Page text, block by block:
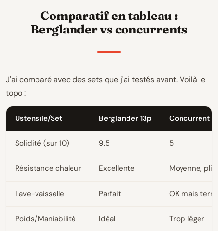
Comparatif en tableau :
Berglander vs concurrents
J'ai comparé avec des sets que j'ai testés avant. Voilà le
topo :
Ustensile/Set Berglander 13p Concurrent
Solidité (sur 10) 9.5 5
Résistance chaleur Excellente Moyenne, plie
Lave-vaisselle Parfait OK mais
Poids/Maniabilité Idéal Trop léger